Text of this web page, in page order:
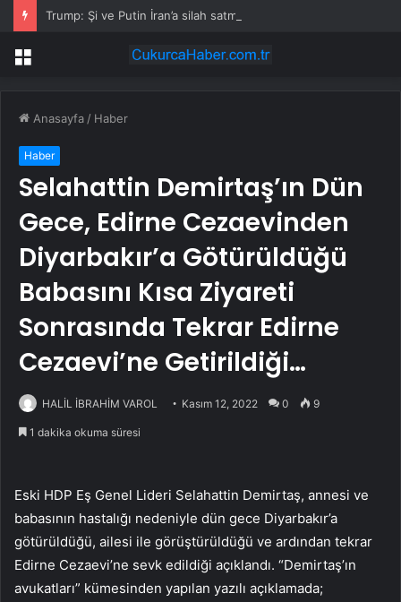
Trump: Şi ve Putin İran’a silah satmayacaklarını söyledi
Menü
Anasayfa / Haber
Haber
Selahattin Demirtaş’ın Dün
Gece, Edirne Cezaevinden
Diyarbakır’a Götürüldüğü
Babasını Kısa Ziyareti
Sonrasında Tekrar Edirne
Cezaevi’ne Getirildiği…
HALİL İBRAHİM VAROL Kasım 12, 2022 0 9
1 dakika okuma süresi
Eski HDP Eş Genel Lideri Selahattin Demirtaş, annesi ve
babasının hastalığı nedeniyle dün gece Diyarbakır’a
götürüldüğü, ailesi ile görüştürüldüğü ve ardından tekrar
Edirne Cezaevi’ne sevk edildiği açıklandı. “Demirtaş’ın
avukatları” kümesinden yapılan yazılı açıklamada;